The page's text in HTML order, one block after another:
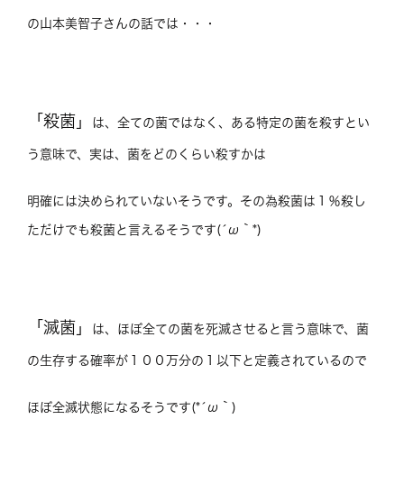
の山本美智子さんの話では・・・
「殺菌」 は、全ての菌ではなく、ある特定の菌を殺すとい
う意味で、実は、菌をどのくらい殺すかは
明確には決められていないそうです。その為殺菌は１％殺し
ただけでも殺菌と言えるそうです(´ω｀*)
「滅菌」 は、ほぼ全ての菌を死滅させると言う意味で、菌
の生存する確率が１００万分の１以下と定義されているので
ほぼ全滅状態になるそうです(*´ω｀)